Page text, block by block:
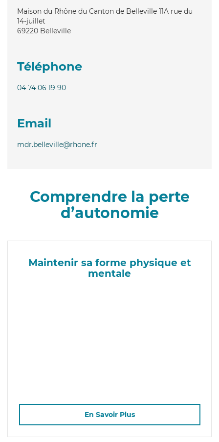
Maison du Rhône du Canton de Belleville 11A rue du
14-juillet
69220 Belleville
Téléphone
04 74 06 19 90
Email
mdr.belleville@rhone.fr
Comprendre la perte
d’autonomie
Maintenir sa forme physique et
mentale
En Savoir Plus